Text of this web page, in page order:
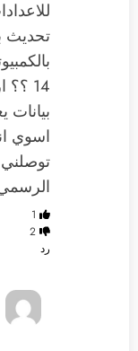
تحديث
14
اسوي
1
2
رد